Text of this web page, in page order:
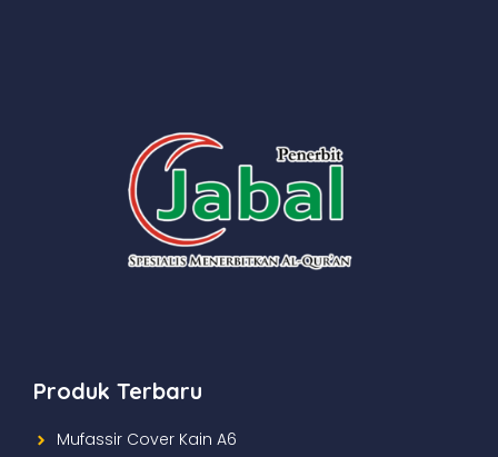
Produk Terbaru
Mufassir Cover Kain A6